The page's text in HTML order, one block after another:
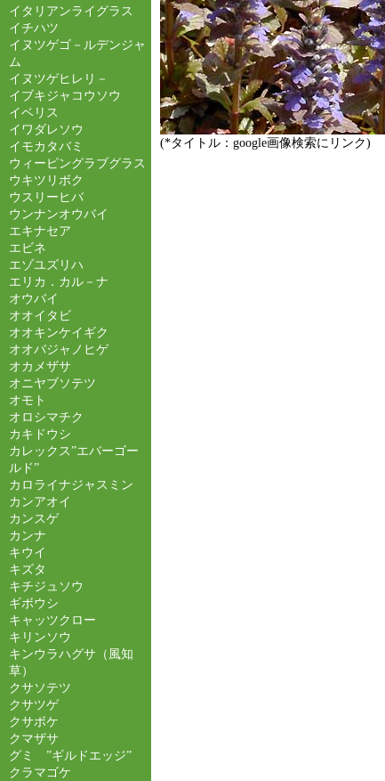
イタリアンライグラス
イチハツ
イヌツゲゴ－ルデンジャ
ム
イヌツゲヒレリ－
イブキジャコウソウ
イベリス
イワダレソウ
イモカタバミ
ウィーピングラブグラス
ウキツリボク
ウスリーヒバ
ウンナンオウバイ
エキナセア
エビネ
エゾユズリハ
エリカ．カル－ナ
オウバイ
オオイタビ
オオキンケイギク
オオバジャノヒゲ
オカメザサ
オニヤブソテツ
オモト
オロシマチク
カキドウシ
カレックス”エバーゴー
ルド”
カロライナジャスミン
カンアオイ
カンスゲ
カンナ
キウイ
キズタ
キチジュソウ
ギボウシ
キャッツクロー
キリンソウ
キンウラハグサ（風知
草）
クサソテツ
クサツゲ
クサボケ
クマザサ
グミ ”ギルドエッジ”
クラマゴケ
(*タイトル：google画像検索にリンク)